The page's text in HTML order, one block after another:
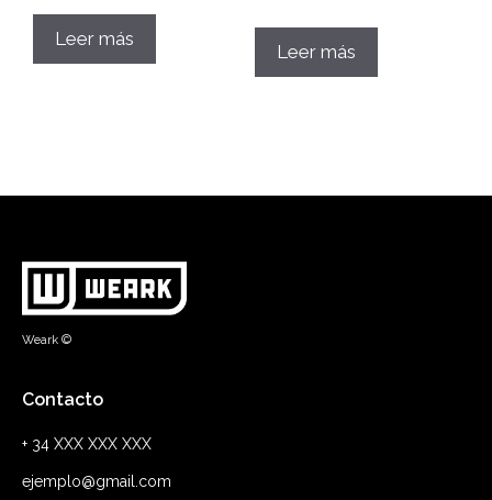
Leer más
Leer más
Weark ©
Contacto
+ 34 XXX XXX XXX
ejemplo@gmail.com